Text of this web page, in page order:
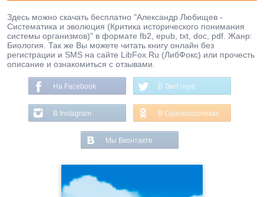
Здесь можно скачать бесплатно "Александр Любищев -
Систематика и эволюция (Критика исторического понимания
системы организмов)" в формате fb2, epub, txt, doc, pdf. Жанр:
Биология. Так же Вы можете читать книгу онлайн без
регистрации и SMS на сайте LibFox.Ru (ЛибФокс) или прочесть
описание и ознакомиться с отзывами.
На Facebook В Твиттере
В Instagram В Одноклассниках
Мы Вконтакте